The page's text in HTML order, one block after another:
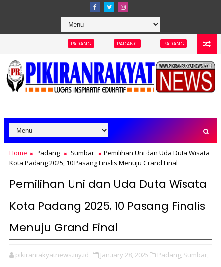
PADANG PADANG PADANG
Home Padang Sumbar
Pemilihan Uni dan Uda Duta Wisata
Kota Padang 2025, 10 Pasang Finalis Menuju Grand Final
Pemilihan Uni dan Uda Duta Wisata
Kota Padang 2025, 10 Pasang Finalis
Menuju Grand Final
pikiranrakyatnews.my.id January 28, 2025 Padang, Sumbar,